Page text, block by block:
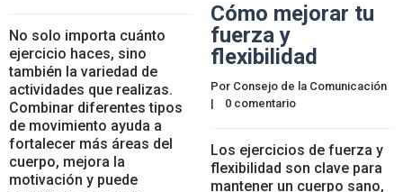
No solo importa cuánto
ejercicio haces, sino
también la variedad de
actividades que realizas.
Combinar diferentes tipos
de movimiento ayuda a
fortalecer más áreas del
cuerpo, mejora la
motivación y puede
Cómo mejorar tu
fuerza y
flexibilidad
Por Consejo de la Comunicación
| 0 comentario
Los ejercicios de fuerza y
flexibilidad son clave para
mantener un cuerpo sano,